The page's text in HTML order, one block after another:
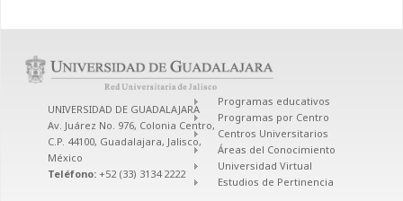
UNIVERSIDAD DE GUADALAJARA
Av. Juárez No. 976, Colonia Centro,
C.P. 44100, Guadalajara, Jalisco,
México
Teléfono: +52 (33) 3134 2222
Programas educativos
Programas por Centro
Centros Universitarios
Áreas del Conocimiento
Universidad Virtual
Estudios de Pertinencia